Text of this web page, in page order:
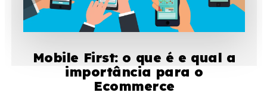
Mobile First: o que é e qual a
importância para o
Ecommerce